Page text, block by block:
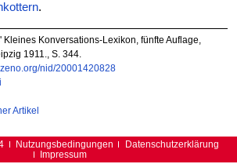
.
Kleines Konversations-Lexikon, fünfte Auflage,
1911., S. 344.
nid/20001420828
Artikel
Nutzungsbedingungen
Datenschutzerklärung
Impressum